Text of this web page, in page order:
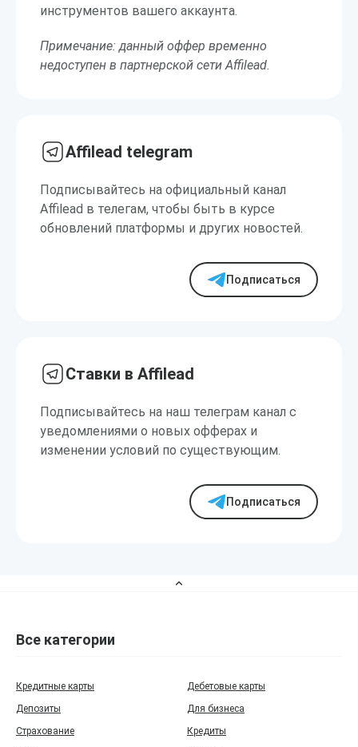
инструментов вашего аккаунта.
Примечание: данный оффер временно
недоступен в партнерской сети Affilead.
Affilead telegram
Подписывайтесь на официальный канал
Affilead в телегам, чтобы быть в курсе
обновлений платформы и других новостей.
Подписаться
Ставки в Affilead
Подписывайтесь на наш телеграм канал с
уведомлениями о новых офферах и
изменении условий по существующим.
Подписаться
Все категории
Кредитные карты
Дебетовые карты
Депозиты
Для бизнеса
Страхование
Кредиты